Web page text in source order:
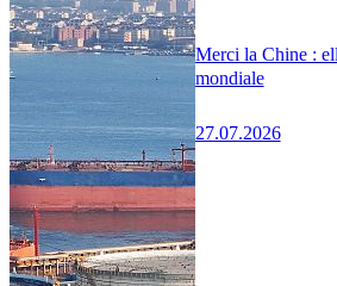
Merci la Chine :
mondiale
27.07.2026